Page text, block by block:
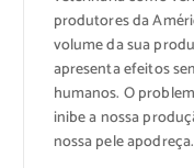
produtores da
volume da sua
apresenta efeitos
humanos. O
inibe a nossa
nossa pele apodreça.